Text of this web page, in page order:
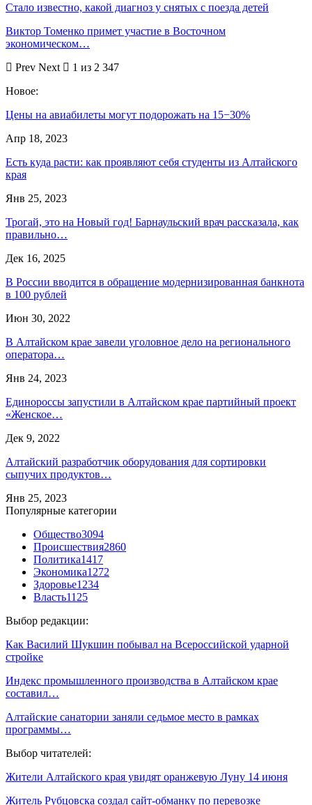
Стало известно, какой диагноз у снятых с поезда детей
Виктор Томенко примет участие в Восточном
экономическом…
Prev Next
1 из 2 347
Новое:
Цены на авиабилеты могут подорожать на 15−30%
Апр 18, 2023
Есть куда расти: как проявляют себя студенты из Алтайского
края
Янв 25, 2023
Трогай, это на Новый год! Барнаульский врач рассказала, как
правильно…
Дек 16, 2025
В России вводится в обращение модернизированная банкнота
в 100 рублей
Июн 30, 2022
В Алтайском крае завели уголовное дело на регионального
оператора…
Янв 24, 2023
Единороссы запустили в Алтайском крае партийный проект
«Женское…
Дек 9, 2022
Алтайский разработчик оборудования для сортировки
сыпучих продуктов…
Янв 25, 2023
Популярные категории
Общество3094
Происшествия2860
Политика1417
Экономика1272
Здоровье1234
Власть1125
Выбор редакции:
Как Василий Шукшин побывал на Всероссийской ударной
стройке
Индекс промышленного производства в Алтайском крае
составил…
Алтайские санатории заняли седьмое место в рамках
программы…
Выбор читателей:
Жители Алтайского края увидят оранжевую Луну 14 июня
Житель Рубцовска создал сайт-обманку по перевозке